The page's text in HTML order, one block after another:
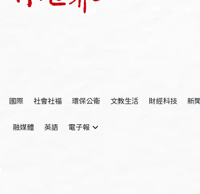
國際 社會社福 環保公衛 文教生活 財經科技 新
融媒體 英語 電子報